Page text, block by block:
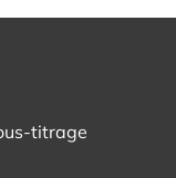
titrage